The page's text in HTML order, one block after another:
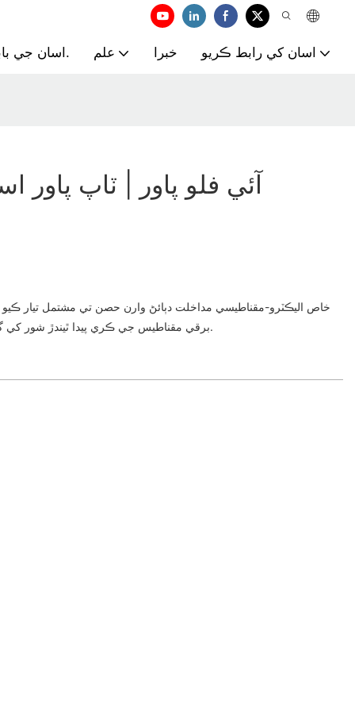
اسان جي بابت. علم خبرا اسان کي رابط ڪريو
آئي فلو پاور | ٽاپ پاور
برقي مقناطيس جي ڪري پيدا ٿيندڙ شور کي گهٽائڻ يا ختم ڪرڻ ۾ مدد ڪن ٿا.